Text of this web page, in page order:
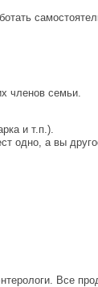
членов семьи.
и т.п.).
одно, а вы
Все